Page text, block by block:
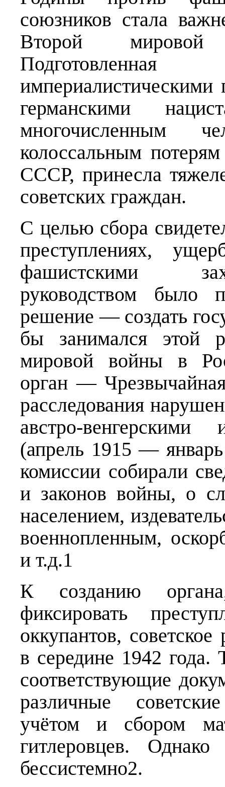
союзников стала
Второй
империалистическими
германскими
многочисленным
колоссальным
СССР, принесла
советских граждан.
С целью сбора
преступлениях,
фашистскими
руководством было
решение — создать
бы занимался этой
мировой войны в
орган —
расследования
австро-
(апрель 1915 —
комиссии собирали
и законов войны, о
населением,
военнопленным,
и т.д.1
К созданию
фиксировать
оккупантов,
в середине 1942 года.
соответствующие
различные
учётом и сбором
гитлеровцев.
бессистемно2.